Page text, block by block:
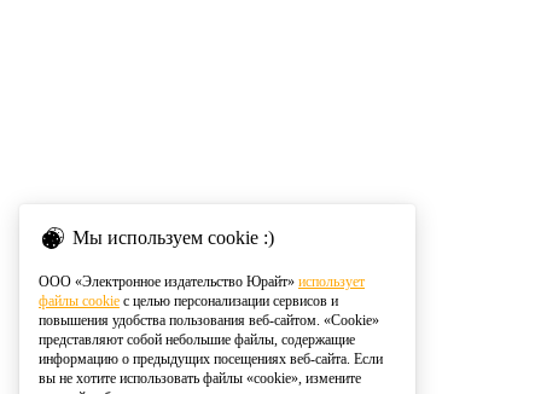
Мы используем cookie :)
ООО «Электронное издательство Юрайт» использует
файлы cookie с целью персонализации сервисов и
повышения удобства пользования веб-сайтом. «Cookie»
представляют собой небольшие файлы, содержащие
информацию о предыдущих посещениях веб-сайта. Если
вы не хотите использовать файлы «cookie», измените